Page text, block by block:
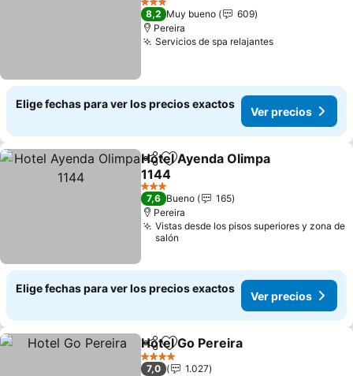
3 Estrellas
8,2 Muy bueno
609
Pereira
Servicios de spa relajantes
Elige fechas para ver los precios exactos
Ver precios
CompartirAgregar a favoritos
Hotel Ayenda Olimpa
1144
3 Estrellas
7,6 Bueno
165
Pereira
Vistas desde los pisos superiores y zona de
salón
Elige fechas para ver los precios exactos
Ver precios
CompartirAgregar a favoritos
Hotel Go Pereira
4 Estrellas
7,0
1.027